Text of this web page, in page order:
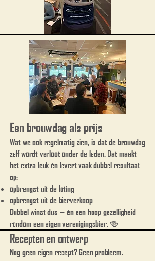
Een brouwdag als prijs
Wat we ook regelmatig zien, is dat de brouwdag
zelf wordt verloot onder de leden. Dat maakt
het extra leuk én levert vaak dubbel resultaat
op:
opbrengst uit de loting
opbrengst uit de bierverkoop
Dubbel winst dus — én een hoop gezelligheid
rondom een eigen verenigingsbier. 🍻
Recepten en ontwerp
Nog geen eigen recept? Geen probleem.